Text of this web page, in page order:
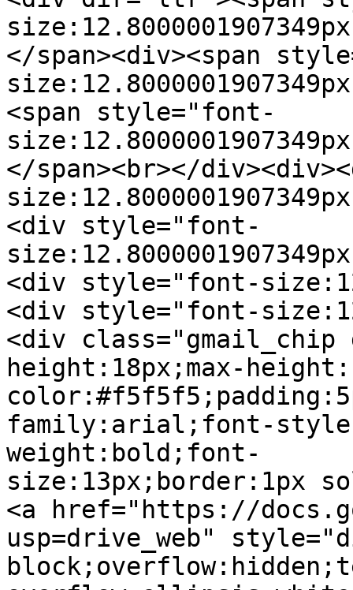
</span><div><span
<span style="font-
</span><br></
<div style="font-
<div style="font-
<div style="font-
<div
height:18px;max-
family:arial;font-
weight:bold;font-
size:13px;border:1px
<a href="https://
usp=drive_web"